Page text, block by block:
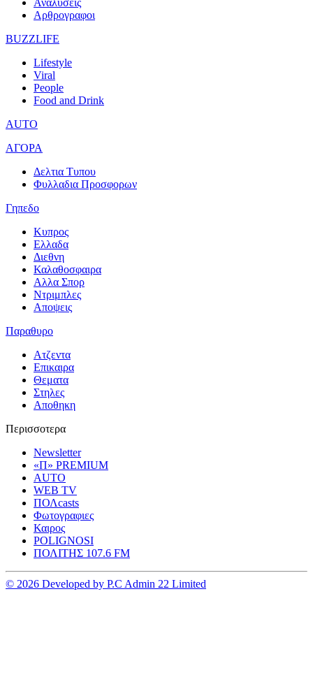
Αρθρογραφοι
BUZZLIFE
Lifestyle
Viral
People
Food and Drink
AUTO
ΑΓΟΡΑ
Δελτια Τυπου
Φυλλαδια Προσφορων
Γηπεδο
Κυπρος
Ελλαδα
Διεθνη
Καλαθοσφαιρα
Αλλα Σπορ
Ντριμπλες
Αποψεις
Παραθυρο
Ατζεντα
Επικαιρα
Θεματα
Στηλες
Αποθηκη
Περισσοτερα
Newsletter
«Π» PREMIUM
AUTO
WEB TV
ΠΟΛcasts
Φωτογραφιες
Καιρος
POLIGNOSI
ΠΟΛΙΤΗΣ 107.6 FM
© 2026 Developed by P.C Admin 22 Limited